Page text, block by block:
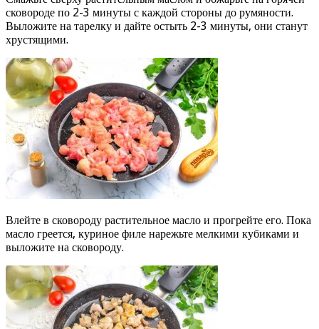
сковороде по 2-3 минуты с каждой стороны до румяности.
Выложите на тарелку и дайте остыть 2-3 минуты, они станут
хрустящими.
Влейте в сковороду растительное масло и прогрейте его. Пока
масло греется, куриное филе нарежьте мелкими кубиками и
выложите на сковороду.